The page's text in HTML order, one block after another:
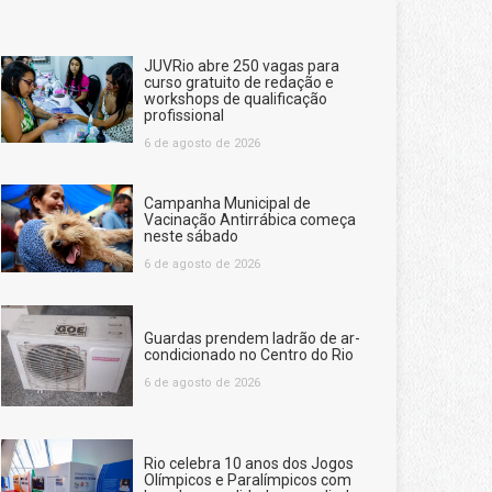
JUVRio abre 250 vagas para
curso gratuito de redação e
workshops de qualificação
profissional
6 de agosto de 2026
Campanha Municipal de
Vacinação Antirrábica começa
neste sábado
6 de agosto de 2026
Guardas prendem ladrão de ar-
condicionado no Centro do Rio
6 de agosto de 2026
Rio celebra 10 anos dos Jogos
Olímpicos e Paralímpicos com